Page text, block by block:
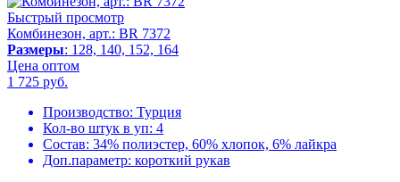
Быстрый просмотр
Комбинезон, арт.: BR 7372
Размеры: 128, 140, 152, 164
Цена оптом
1 725 руб.
Производство: Турция
Кол-во штук в уп: 4
Состав: 34% полиэстер, 60% хлопок, 6% лайкра
Доп.параметр: короткий рукав